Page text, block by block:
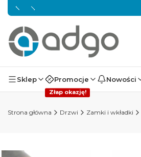
Sklep Promocje
Złap okazję!
Nowości
Strona główna Drzwi Zamki i wkładki